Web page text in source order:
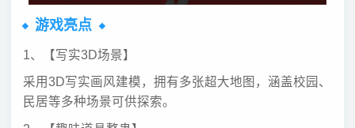
游戏亮点
1、【写实3D场景】
采用3D写实画风建模，拥有多张超大地图，涵盖校园、
民居等多种场景可供探索。